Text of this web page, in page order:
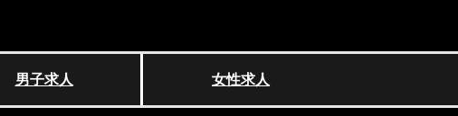
男子求人 女性求人